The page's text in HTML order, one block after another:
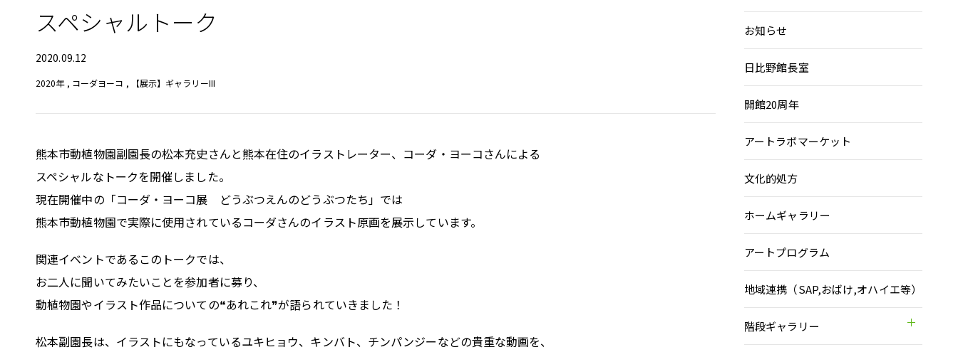
スペシャルトーク
2020.09.12
2020年, コーダヨーコ , 【展示】ギャラリーIII
熊本市動植物園副園長の松本充史さんと熊本在住のイラストレーター、コーダ・ヨーコさんによる
スペシャルなトークを開催しました。
現在開催中の「コーダ・ヨーコ展 どうぶつえんのどうぶつたち」では
熊本市動植物園で実際に使用されているコーダさんのイラスト原画を展示しています。
関連イベントであるこのトークでは、
お二人に聞いてみたいことを参加者に募り、
動植物園やイラスト作品についての❝あれこれ❞が語られていきました！
松本副園長は、イラストにもなっているユキヒョウ、キンバト、チンパンジーなどの貴重な動画を、
お知らせ
日比野館長室
開館20周年
アートラボマーケット
文化的処方
ホームギャラリー
アートプログラム
地域連携（SAP,おばけ,オハイエ等）
階段ギャラリー